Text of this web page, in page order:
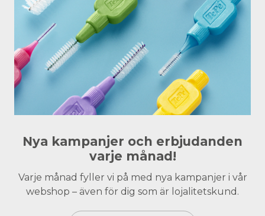
Nya kampanjer och erbjudanden
varje månad!
Varje månad fyller vi på med nya kampanjer i vår
webshop – även för dig som är lojalitetskund.